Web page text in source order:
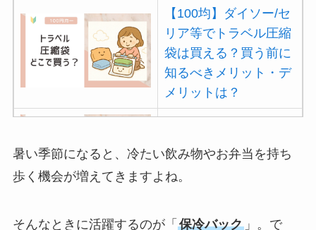
【100均】ダイソー/セ
リア等でトラベル圧縮
袋は買える？買う前に
知るべきメリット・デ
メリットは？
リア等でポイズンリム
ーバーは買える？使い
方や選び方を解説！
【100均】ダイソー/セ
暑い季節になると、冷たい飲み物やお弁当を持ち
歩く機会が増えてきますよね。
そんなときに活躍するのが「 保冷バック」。で